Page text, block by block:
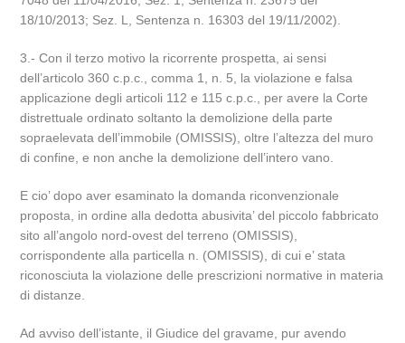
18/10/2013; Sez. L, Sentenza n. 16303 del 19/11/2002).
3.- Con il terzo motivo la ricorrente prospetta, ai sensi
dell’articolo 360 c.p.c., comma 1, n. 5, la violazione e falsa
applicazione degli articoli 112 e 115 c.p.c., per avere la Corte
distrettuale ordinato soltanto la demolizione della parte
sopraelevata dell’immobile (OMISSIS), oltre l’altezza del muro
di confine, e non anche la demolizione dell’intero vano.
E cio’ dopo aver esaminato la domanda riconvenzionale
proposta, in ordine alla dedotta abusivita’ del piccolo fabbricato
sito all’angolo nord-ovest del terreno (OMISSIS),
corrispondente alla particella n. (OMISSIS), di cui e’ stata
riconosciuta la violazione delle prescrizioni normative in materia
di distanze.
Ad avviso dell’istante, il Giudice del gravame, pur avendo